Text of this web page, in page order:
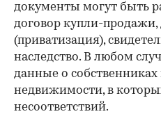
документы могут быть
договор купли-продажи,
(приватизация),
наследство. В любом
данные о
недвижимости, в
несоответствий.